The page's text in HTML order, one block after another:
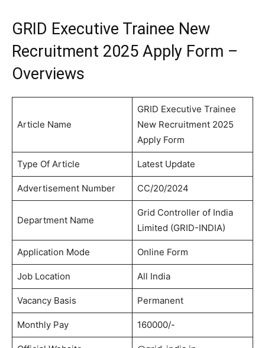
GRID Executive Trainee New
Recruitment 2025 Apply Form –
Overviews
Article Name
GRID Executive Trainee
New Recruitment 2025
Apply Form
Type Of Article Latest Update
Advertisement Number CC/20/2024
Department Name
Grid Controller of India
Limited (GRID-INDIA)
Application Mode Online Form
Job Location All India
Vacancy Basis Permanent
Monthly Pay 160000/-